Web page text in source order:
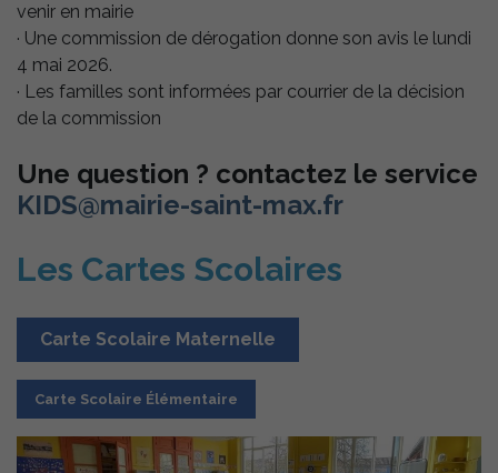
venir en mairie
· Une commission de dérogation donne son avis le lundi
4 mai 2026.
· Les familles sont informées par courrier de la décision
de la commission
Une question ? contactez le service
KIDS@mairie-saint-max.fr
Les Cartes Scolaires
Carte Scolaire Maternelle
Carte Scolaire Élémentaire